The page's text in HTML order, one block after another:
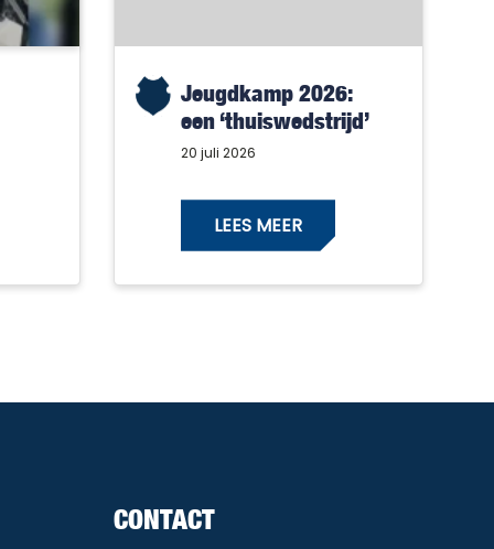
Jeugdkamp 2026:
een ‘thuiswedstrijd’
met alleen maar
20 juli 2026
LEES MEER
CONTACT